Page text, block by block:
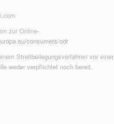
zur Online-
consumers/odr
Streitbeilegungsverfahren vor einer
weder verpflichtet noch bereit.